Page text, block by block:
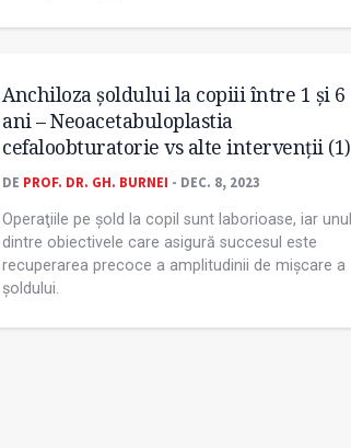
Anchiloza șoldului la copiii între 1 și 6
ani – Neoacetabuloplastia
cefaloobturatorie vs alte intervenţii (1)
DE PROF. DR. GH. BURNEI - DEC. 8, 2023
Operaţiile pe șold la copil sunt laborioase, iar unul
dintre obiectivele care asigură succesul este
recuperarea precoce a amplitudinii de mișcare a
șoldului.